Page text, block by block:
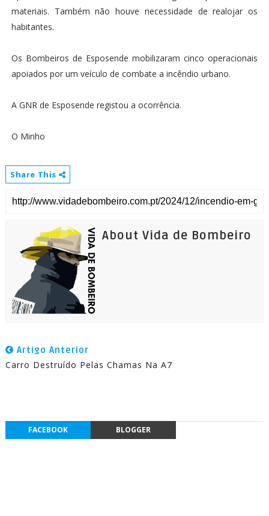
materiais. Também não houve necessidade de realojar os
habitantes.
Os Bombeiros de Esposende mobilizaram cinco operacionais
apoiados por um veículo de combate a incêndio urbano.
A GNR de Esposende registou a ocorrência.
O Minho
Share This
About Vida de Bombeiro
Artigo Anterior
Carro Destruído Pelas Chamas Na A7
FACEBOOK BLOGGER